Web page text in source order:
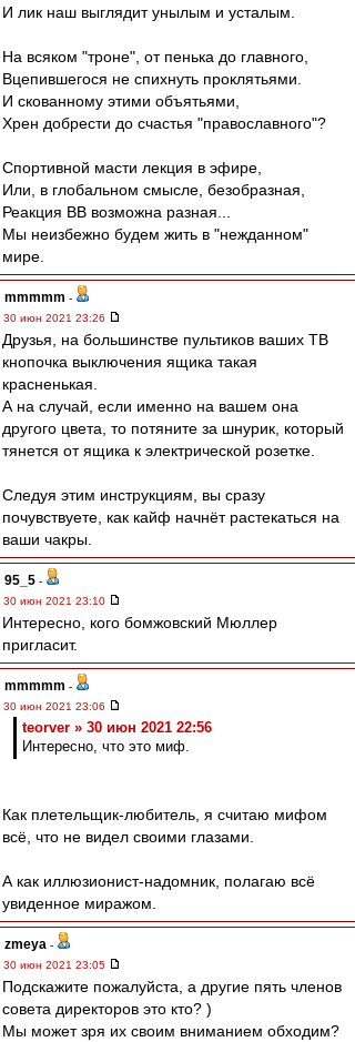
И лик наш выглядит унылым и усталым.
На всяком "троне", от пенька до главного,
Вцепившегося не спихнуть проклятьями.
И скованному этими объятьями,
Хрен добрести до счастья "православного"?
Спортивной масти лекция в эфире,
Или, в глобальном смысле, безобразная,
Реакция ВВ возможна разная...
Мы неизбежно будем жить в "нежданном"
мире.
mmmmm -
30 июн 2021 23:26
Друзья, на большинстве пультиков ваших ТВ
кнопочка выключения ящика такая
красненькая.
А на случай, если именно на вашем она
другого цвета, то потяните за шнурик, который
тянется от ящика к электрической розетке.
Следуя этим инструкциям, вы сразу
почувствуете, как кайф начнёт растекаться на
ваши чакры.
95_5 -
30 июн 2021 23:10
Интересно, кого бомжовский Мюллер
пригласит.
mmmmm -
30 июн 2021 23:06
teorver » 30 июн 2021 22:56
Интересно, что это миф.
Как плетельщик-любитель, я считаю мифом
всё, что не видел своими глазами.
А как иллюзионист-надомник, полагаю всё
увиденное миражом.
zmeya -
30 июн 2021 23:05
Подскажите пожалуйста, а другие пять членов
совета директоров это кто? )
Мы может зря их своим вниманием обходим?